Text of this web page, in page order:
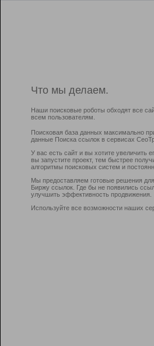
Что мы делаем.
Наши поисковые роботы обходят все
всем пользователям.
Поисковая база данных максимально
данные Поиска ссылок в сервисах
У вас есть сайт и вы хотите увеличить
вы запустите проект, тем быстрее
алгоритмы поисковых систем и
Мы предоставляем готовые решения
Биржу ссылок. Где бы не появились
улучшить эффективность продвижения.
Используйте все возможности наших